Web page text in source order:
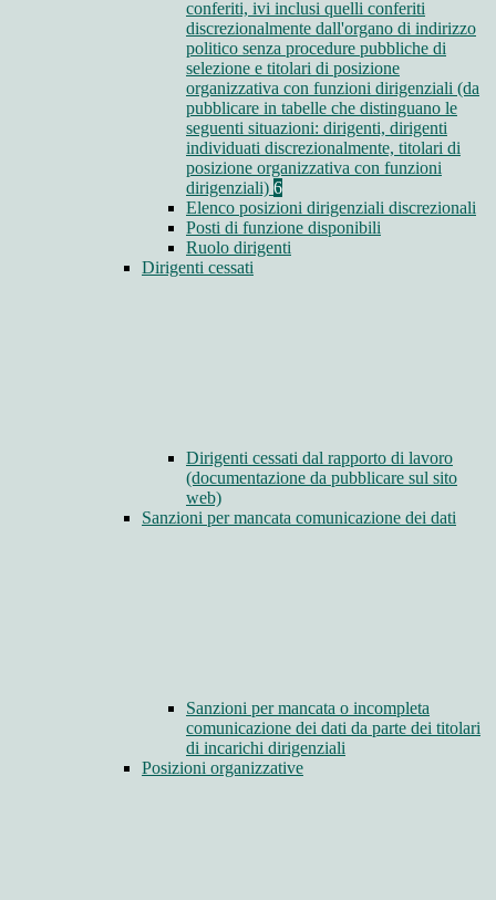
conferiti, ivi inclusi quelli conferiti
discrezionalmente dall'organo di indirizzo
politico senza procedure pubbliche di
selezione e titolari di posizione
organizzativa con funzioni dirigenziali (da
pubblicare in tabelle che distinguano le
seguenti situazioni: dirigenti, dirigenti
individuati discrezionalmente, titolari di
posizione organizzativa con funzioni
dirigenziali) 6
Elenco posizioni dirigenziali discrezionali
Posti di funzione disponibili
Ruolo dirigenti
Dirigenti cessati
Dirigenti cessati dal rapporto di lavoro
(documentazione da pubblicare sul sito
web)
Sanzioni per mancata comunicazione dei dati
Sanzioni per mancata o incompleta
comunicazione dei dati da parte dei titolari
di incarichi dirigenziali
Posizioni organizzative